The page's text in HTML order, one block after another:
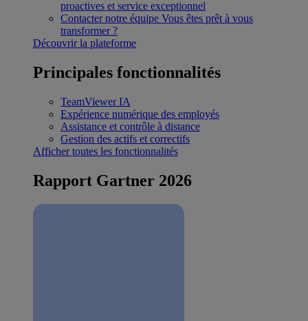
proactives et service exceptionnel
Contacter notre équipe Vous êtes prêt à vous
transformer ?
Découvrir la plateforme
Principales fonctionnalités
TeamViewer IA
Expérience numérique des employés
Assistance et contrôle à distance
Gestion des actifs et correctifs
Afficher toutes les fonctionnalités
Rapport Gartner 2026